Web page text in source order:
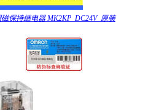
保持继电器 MK2KP_DC24V_原装